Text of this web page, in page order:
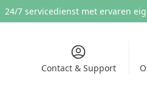
24/7 servicedienst met ervaren
Contact & Support